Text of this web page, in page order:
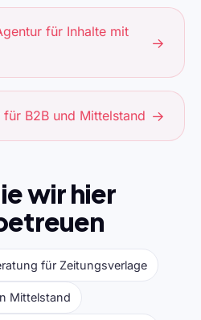
für Inhalte mit
→
B2B und Mittelstand →
wir hier
für Zeitungsverlage
Mittelstand